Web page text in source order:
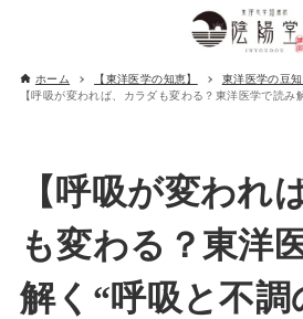
ホーム 【東洋医学の知恵】
東洋医学の豆
【呼吸が変われば、カラダも変わる？東洋医学で読み
【呼吸が変われ
も変わる？東洋
解く“呼吸と不調